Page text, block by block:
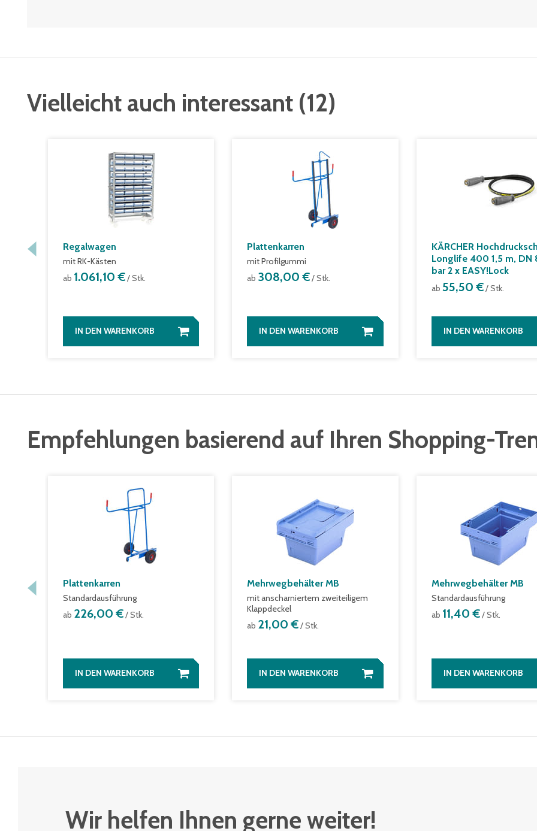
Vielleicht auch interessant (12)
Regalwagen
mit RK-Kästen
ab 1.061,10 €/ Stk.
IN DEN WARENKORB
Plattenkarren
mit Profilgummi
ab 308,00 €/ Stk.
IN DEN WARENKORB
KÄRCHER
Longlife 400 1,5 m, DN
bar 2 x EASY!Lock
ab 55,50 €/ Stk.
IN DEN WARENKORB
Empfehlungen basierend auf Ihren Shopping-
Plattenkarren
Standardausführung
ab 226,00 €/ Stk.
IN DEN WARENKORB
Mehrwegbehälter MB
mit anscharniertem zweiteiligem
Klappdeckel
ab 21,00 €/ Stk.
IN DEN WARENKORB
Mehrwegbehälter MB
Standardausführung
ab 11,40 €/ Stk.
IN DEN WARENKORB
Wir helfen Ihnen gerne weiter!